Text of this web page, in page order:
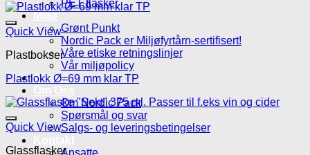
PET flasker
Miljø
Grønt Punkt
Nordic Pack er Miljøfyrtårn-sertifisert!
Våre etiske retningslinjer
Vår miljøpolicy
Aktuelt
Om Nordic Pack
Spørsmål og svar
Salgs- og leveringsbetingelser
Ansatte
Quick View
Plastbokser
Plastlokk Ø=69 mm klar TP
Quick View
Glassflasker